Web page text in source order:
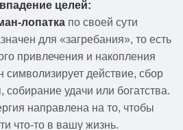
целей:
лопатка по своей сути
для «загребания», то есть
привлечения и накопления
символизирует действие, сбор
собирание удачи или богатства.
направлена на то, чтобы
что-то в вашу жизнь.